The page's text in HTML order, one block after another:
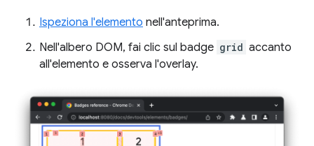
Ispeziona l'elemento nell'anteprima.
Nell'albero DOM, fai clic sul badge grid accanto
all'elemento e osserva l'overlay.